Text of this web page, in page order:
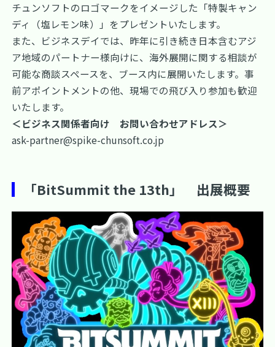
チュンソフトのロゴマークをイメージした「特製キャン
ディ（塩レモン味）」をプレゼントいたします。
また、ビジネスデイでは、昨年に引き続き日本含むアジ
ア地域のパートナー様向けに、海外展開に関する相談が
可能な商談スペースを、ブース内に展開いたします。事
前アポイントメントの他、現場での飛び入り参加も歓迎
いたします。
＜ビジネス関係者向け お問い合わせアドレス＞
ask-partner@spike-chunsoft.co.jp
「BitSummit the 13th」 出展概要